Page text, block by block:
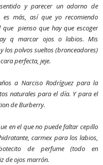
y parecer un adorno de
es más, así que yo recomiendo
que pienso que hay que escoger
q marcar ojos o labios. Mis
los polvos sueltos (bronceadores)
perfecta, jeje.
a Narciso Rodríguez para la
naturales para el día. Y para el
de Burberry.
en el que no puede faltar cepillo
carmex para los labios,
de perfume (todo en
de ojos marrón.